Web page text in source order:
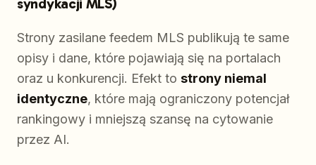
syndykacji MLS)
Strony zasilane feedem MLS publikują te same
opisy i dane, które pojawiają się na portalach
oraz u konkurencji. Efekt to strony niemal
identyczne, które mają ograniczony potencjał
rankingowy i mniejszą szansę na cytowanie
przez AI.